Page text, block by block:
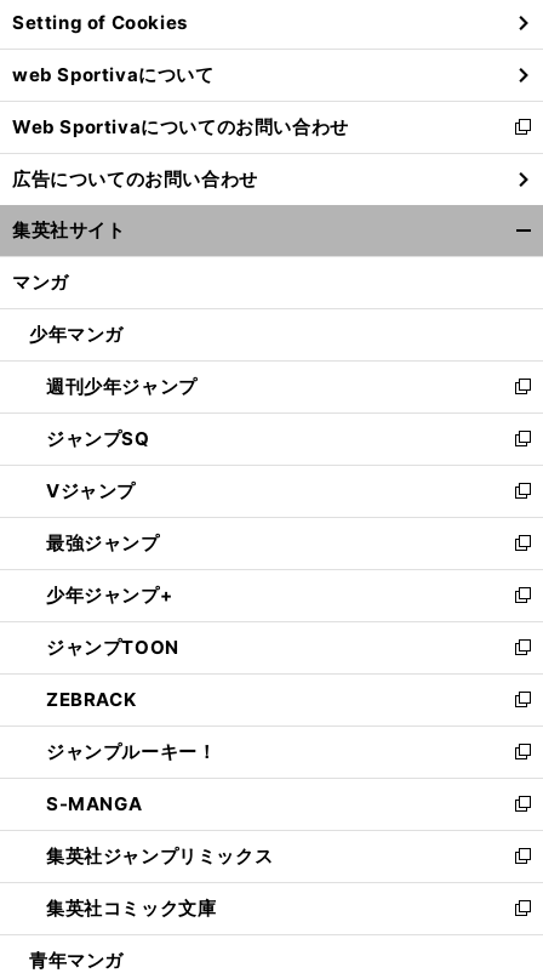
ド
ウ
で
開
く
Setting of Cookies
web Sportivaについて
Web Sportivaについてのお問い合わせ
新
し
い
ウ
ィ
ン
ウ
開
く
広告についてのお問い合わせ
集英社サイト
マンガ
少年マンガ
週刊少年ジャンプ
新
し
い
ウ
ィ
ン
ド
ウ
で
開
く
ジャンプSQ
新
し
い
ウ
ィ
ン
ド
ウ
で
開
く
Vジャンプ
新
し
い
ウ
ィ
ン
ド
ウ
で
開
く
最強ジャンプ
新
し
い
ウ
ィ
ン
ド
ウ
で
開
く
少年ジャンプ+
新
し
い
ウ
ィ
ン
ド
ウ
で
開
く
ジャンプTOON
新
し
い
ウ
ィ
ン
ド
ウ
で
開
く
ZEBRACK
新
し
い
ウ
ィ
ン
ド
ウ
で
開
ジャンプルーキー！
新
し
い
ウ
ィ
ン
ド
ウ
S-MANGA
新
し
い
ウ
ィ
ン
集英社ジャンプリミックス
新
し
い
ウ
集英社コミック文庫
新
し
青年マンガ